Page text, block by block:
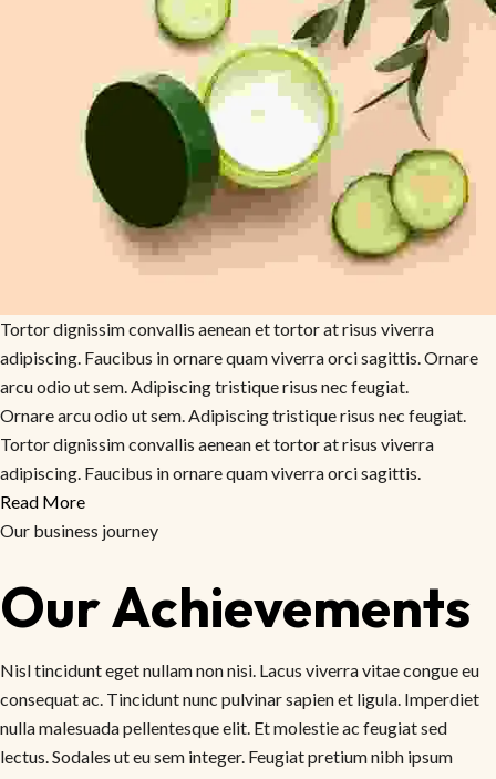
Tortor dignissim convallis aenean et tortor at risus viverra
adipiscing. Faucibus in ornare quam viverra orci sagittis. Ornare
arcu odio ut sem. Adipiscing tristique risus nec feugiat.
Ornare arcu odio ut sem. Adipiscing tristique risus nec feugiat.
Tortor dignissim convallis aenean et tortor at risus viverra
adipiscing. Faucibus in ornare quam viverra orci sagittis.
Read More
Our business journey
Our Achievements
Nisl tincidunt eget nullam non nisi. Lacus viverra vitae congue eu
consequat ac. Tincidunt nunc pulvinar sapien et ligula. Imperdiet
nulla malesuada pellentesque elit. Et molestie ac feugiat sed
lectus. Sodales ut eu sem integer. Feugiat pretium nibh ipsum